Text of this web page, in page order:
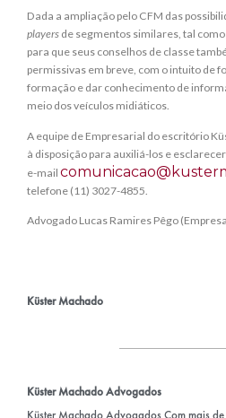
Dada a ampliação pelo CFM das
players de segmentos similares, tal
para que seus conselhos de classe
permissivas em breve, com o intuito de
formação e dar conhecimento de
meio dos veículos midiáticos.
A equipe de Empresarial do escritório
à disposição para auxiliá-los e
e-mail
telefone (11) 3027-4855.
Advogado Lucas Ramires Pêgo
Küster Machado
Küster Machado Advogados